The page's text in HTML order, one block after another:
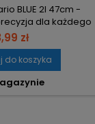
BLUE 2l 47cm -
dla każdego
w bezpiecznik
stabilne warunki
Zawór z
oraz certyfikaty
maksymalną
zł
do koszyka